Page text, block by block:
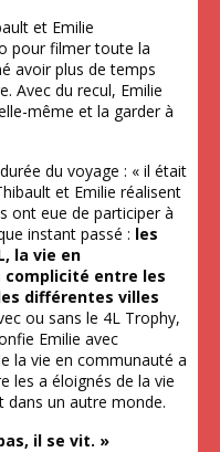
et Emilie
pour filmer toute la
avoir plus de temps
Avec du recul, Emilie
même et la garder à
du voyage : « il était
et Emilie réalisent
ont eue de participer à
instant passé : les
la vie en
complicité entre les
différentes villes
ou sans le 4L Trophy,
Emilie avec
la vie en communauté a
les a éloignés de la vie
dans un autre monde.
il se vit. »